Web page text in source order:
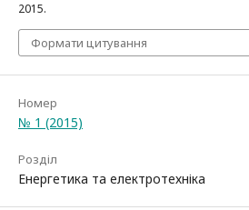
2015.
Формати цитування
Номер
№ 1 (2015)
Розділ
Енергетика та електротехніка